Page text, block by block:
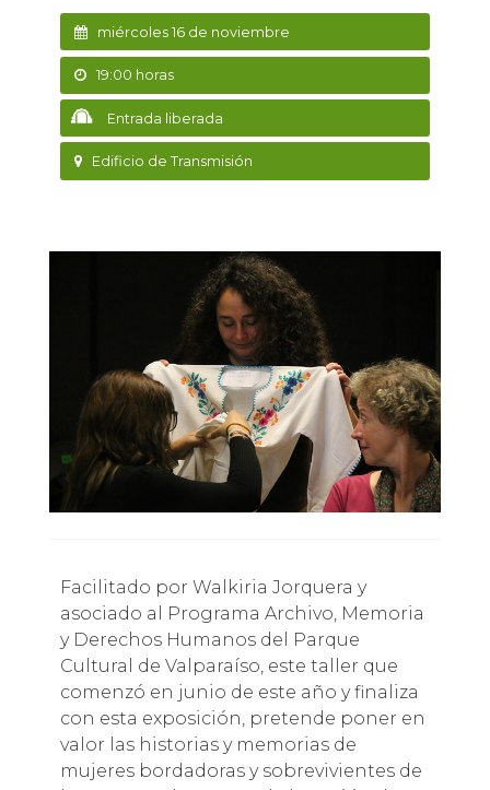
miércoles 16 de noviembre
19:00 horas
Entrada liberada
Edificio de Transmisión
Facilitado por Walkiria Jorquera y
asociado al Programa Archivo, Memoria
y Derechos Humanos del Parque
Cultural de Valparaíso, este taller que
comenzó en junio de este año y finaliza
con esta exposición, pretende poner en
valor las historias y memorias de
mujeres bordadoras y sobrevivientes de